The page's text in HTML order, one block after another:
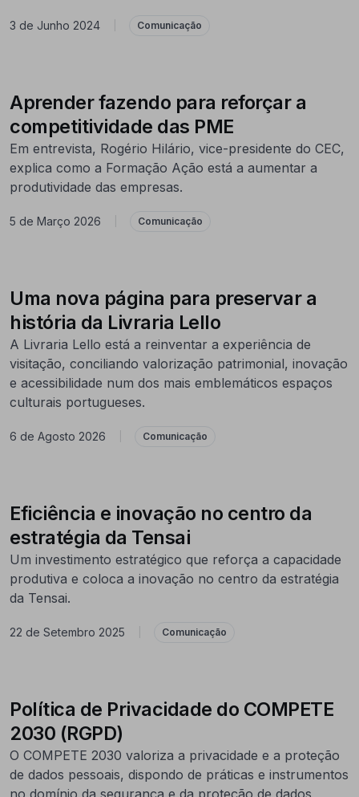
3 de Junho 2024 Comunicação
Aprender fazendo para reforçar a
competitividade das PME
Em entrevista, Rogério Hilário, vice-presidente do CEC,
explica como a Formação Ação está a aumentar a
produtividade das empresas.
5 de Março 2026 Comunicação
Uma nova página para preservar a
história da Livraria Lello
A Livraria Lello está a reinventar a experiência de
visitação, conciliando valorização patrimonial, inovação
e acessibilidade num dos mais emblemáticos espaços
culturais portugueses.
6 de Agosto 2026 Comunicação
Eficiência e inovação no centro da
estratégia da Tensai
Um investimento estratégico que reforça a capacidade
produtiva e coloca a inovação no centro da estratégia
da Tensai.
22 de Setembro 2025 Comunicação
Política de Privacidade do COMPETE
2030 (RGPD)
O COMPETE 2030 valoriza a privacidade e a proteção
de dados pessoais, dispondo de práticas e instrumentos
no domínio da segurança e da proteção de dados